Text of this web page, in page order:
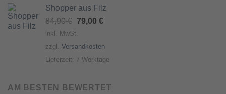
Shopper aus Filz
84,90 €
Ursprünglicher
79,00 €Aktueller
inkl. MwSt.
zzgl. Versandkosten
Lieferzeit: 7 Werktage
AM BESTEN BEWERTET